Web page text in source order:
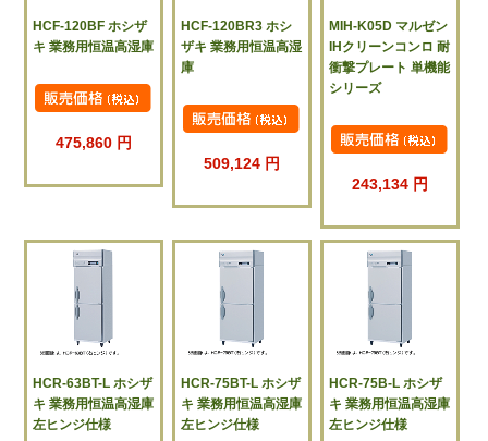
HCF-120BF ホシザ
キ 業務用恒温高湿庫
475,860 円
HCF-120BR3 ホシ
ザキ 業務用恒温高湿
庫
509,124 円
MIH-K05D マルゼン
IHクリーンコンロ 耐
衝撃プレート 単機能
シリーズ
243,134 円
HCR-63BT-L ホシザ
キ 業務用恒温高湿庫
左ヒンジ仕様
HCR-75BT-L ホシザ
キ 業務用恒温高湿庫
左ヒンジ仕様
HCR-75B-L ホシザ
キ 業務用恒温高湿庫
左ヒンジ仕様